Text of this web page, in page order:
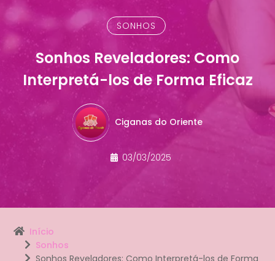
SONHOS
Sonhos Reveladores: Como
Interpretá-los de Forma Eficaz
Ciganas do Oriente
03/03/2025
Início
Sonhos
Sonhos Reveladores: Como Interpretá-los de Forma